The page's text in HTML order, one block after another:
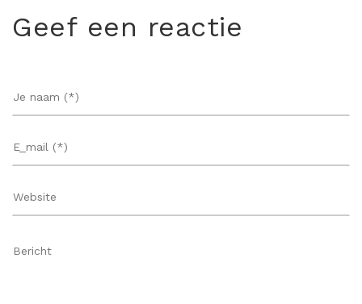
Geef een reactie